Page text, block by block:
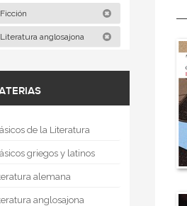
Ficción
Literatura anglosajona
de la Literatura
griegos y latinos
alemana
anglosajona